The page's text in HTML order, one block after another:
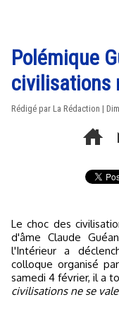
Polémique
civilisations
Rédigé par La Rédaction |
Le choc des civilisations, une théorie que défend sans état
d'âme Claude
l'Intérieur a
colloque organisé
samedi 4 février, il a
civilisations ne se